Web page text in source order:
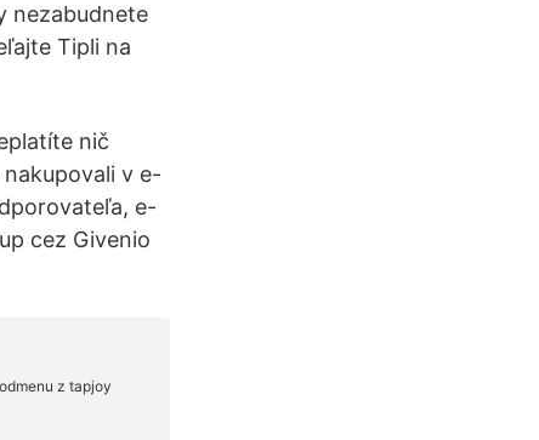
nezabudnete
Tipli na
nič
v e-
e-
cez Givenio